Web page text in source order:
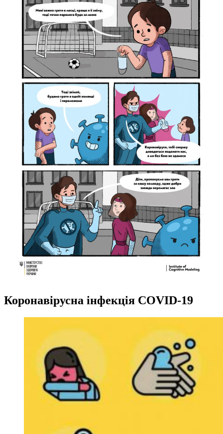
Коронавірусна інфекція COVID-19